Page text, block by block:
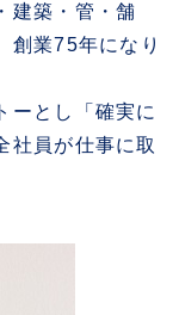
建築・管・舗
創業75年になり
ーとし「確実に
社員が仕事に取